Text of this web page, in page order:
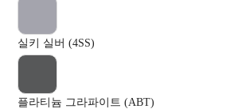
실키 실버 (4SS)
플라티늄 그라파이트 (ABT)